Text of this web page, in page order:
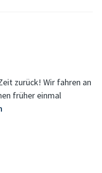
zurück! Wir fahren an
früher einmal